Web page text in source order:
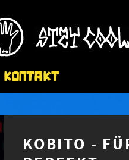
Kontakt
KOBITO -